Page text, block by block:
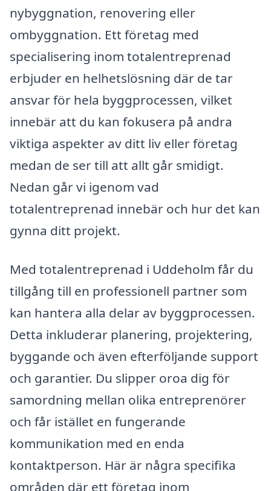
nybyggnation, renovering eller
ombyggnation. Ett företag med
specialisering inom totalentreprenad
erbjuder en helhetslösning där de tar
ansvar för hela byggprocessen, vilket
innebär att du kan fokusera på andra
viktiga aspekter av ditt liv eller företag
medan de ser till att allt går smidigt.
Nedan går vi igenom vad
totalentreprenad innebär och hur det kan
gynna ditt projekt.
Med totalentreprenad i Uddeholm får du
tillgång till en professionell partner som
kan hantera alla delar av byggprocessen.
Detta inkluderar planering, projektering,
byggande och även efterföljande support
och garantier. Du slipper oroa dig för
samordning mellan olika entreprenörer
och får istället en fungerande
kommunikation med en enda
kontaktperson. Här är några specifika
områden där ett företag inom